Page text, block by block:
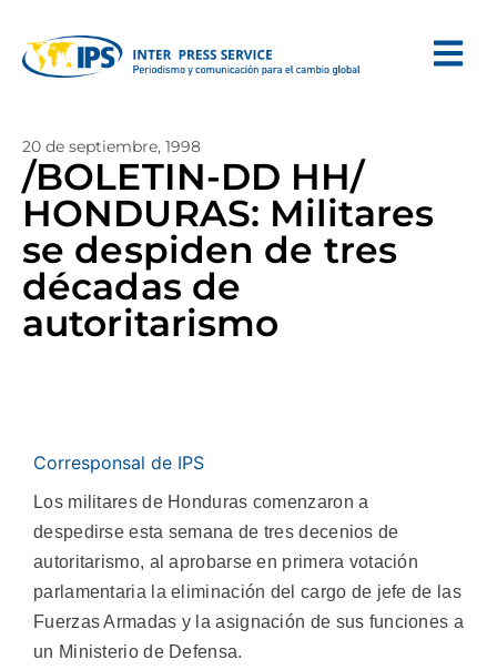
20 de septiembre, 1998
/BOLETIN-DD HH/
HONDURAS: Militares
se despiden de tres
décadas de
autoritarismo
Corresponsal de IPS
Los militares de Honduras comenzaron a
despedirse esta semana de tres decenios de
autoritarismo, al aprobarse en primera votación
parlamentaria la eliminación del cargo de jefe de las
Fuerzas Armadas y la asignación de sus funciones a
un Ministerio de Defensa.